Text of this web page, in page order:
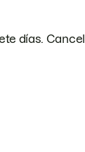
días.